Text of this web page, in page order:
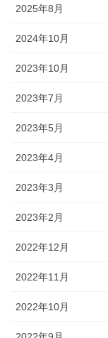
2025年8月
2024年10月
2023年10月
2023年7月
2023年5月
2023年4月
2023年3月
2023年2月
2022年12月
2022年11月
2022年10月